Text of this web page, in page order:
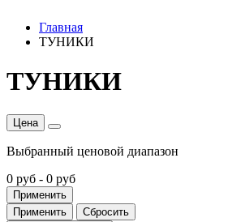
Главная
ТУНИКИ
ТУНИКИ
Цена
Выбранный ценовой диапазон
0 руб - 0 руб
Применить
Применить
Сбросить